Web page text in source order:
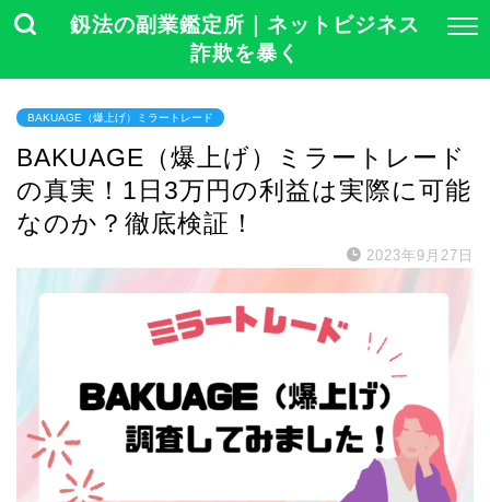
釼法の副業鑑定所｜ネットビジネス
詐欺を暴く
BAKUAGE（爆上げ）ミラートレード
BAKUAGE（爆上げ）ミラートレード
の真実！1日3万円の利益は実際に可能
なのか？徹底検証！
2023年9月27日